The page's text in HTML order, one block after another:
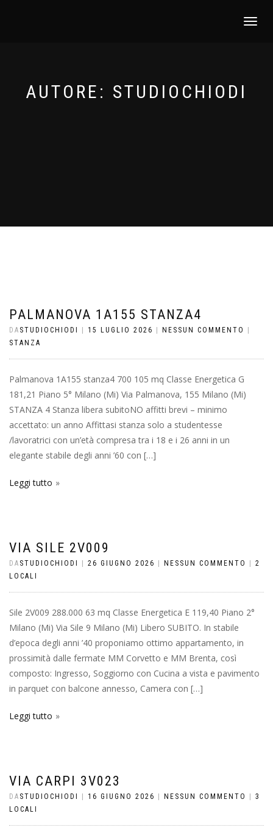
AUTORE: STUDIOCHIODI
PALMANOVA 1A155 STANZA4
DA STUDIOCHIODI 15 LUGLIO 2026 NESSUN COMMENTO
STANZA
Palmanova 1A155 stanza4 700 105 mq Classe Energetica G
181,21 Piano 5° Milano (Mi) Via Palmanova, 155 Milano (Mi)
STANZA 4 Stanza libera subitoNO affitti brevi – minimo
accettato: un anno Affittasi stanza solo a studentesse
/lavoratrici con un’età compresa tra i 18 e i 26 anni in un
elegante stabile degli anni ’60 con […]
Leggi tutto
VIA SILE 2V009
DA STUDIOCHIODI 26 GIUGNO 2026 NESSUN COMMENTO
2
LOCALI
Sile 2V009 288.000 63 mq Classe Energetica E 119,40 Piano 2°
Milano (Mi) Via Sile 9 Milano (Mi) Libero SUBITO. In stabile
d’epoca degli anni ’40 proponiamo ottimo appartamento, in
prossimità dalle fermate MM Corvetto e MM Brenta, così
composto: Ingresso, Soggiorno con Cucina a vista e pavimento
in parquet con balcone annesso, Camera con […]
Leggi tutto
VIA CARPI 3V023
DA STUDIOCHIODI 16 GIUGNO 2026 NESSUN COMMENTO
3
LOCALI